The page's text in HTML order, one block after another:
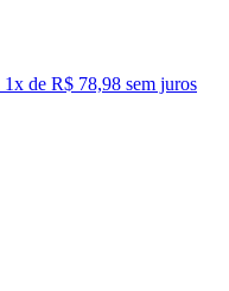
1x de R$ 78,98 sem juros